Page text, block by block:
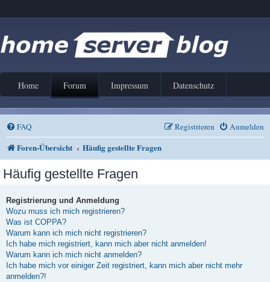
Home Forum Impressum Datenschutz
FAQ Anmelden
Registrieren
Foren-Übersicht Häufig gestellte Fragen
Häufig gestellte Fragen
Registrierung und Anmeldung
Wozu muss ich mich registrieren?
Was ist COPPA?
Warum kann ich mich nicht registrieren?
Ich habe mich registriert, kann mich aber nicht anmelden!
Warum kann ich mich nicht anmelden?
Ich habe mich vor einiger Zeit registriert, kann mich aber nicht mehr
anmelden?!